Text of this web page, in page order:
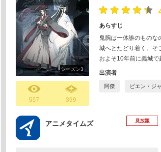
シーズン3
557 399
あらすじ
鬼腕は一体誰のもの
城へとたどり着く。そ
およそ10年前に義城
出演者
阿傑 ビエン・ジ
アニメタイムズ 見放題